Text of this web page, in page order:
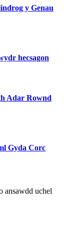
y Genau
hecsagon
Adar Rownd
Gyda Corc
ansawdd uchel